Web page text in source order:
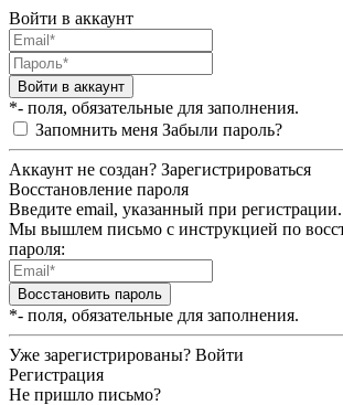
Войти в аккаунт
Войти в аккаунт
*- поля, обязательные для заполнения.
Запомнить меня Забыли пароль?
Аккаунт не создан? Зарегистрироваться
Восстановление пароля
Введите email, указанный при регистрации.
Мы вышлем письмо с инструкцией по
пароля:
Восстановить пароль
*- поля, обязательные для заполнения.
Уже зарегистрированы? Войти
Регистрация
Не пришло письмо?